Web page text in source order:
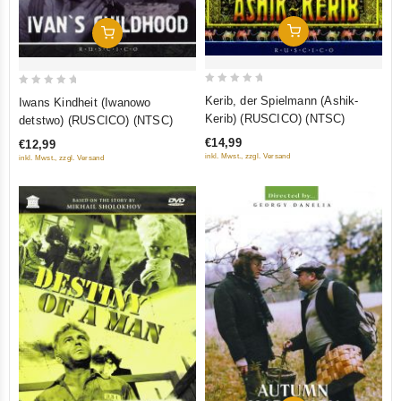
In Den Warenkorb
5
Iwans Kindheit (Iwanowo
detstwo) (RUSCICO) (NTSC)
€12,99
inkl. Mwst., zzgl. Versand
In Den Warenkorb
5
Kerib, der Spielmann (Ashik-
Kerib) (RUSCICO) (NTSC)
€14,99
inkl. Mwst., zzgl. Versand